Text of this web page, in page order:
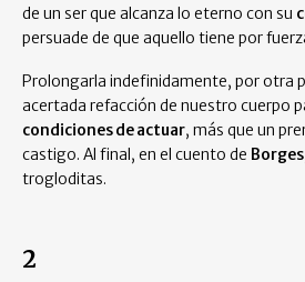
de un ser que alcanza lo eterno con su
persuade de que aquello tiene por
Prolongarla indefinidamente, por otra
acertada refacción de nuestro cuerpo
condiciones de actuar, más que un
castigo. Al final, en el cuento de Borges
trogloditas.
2